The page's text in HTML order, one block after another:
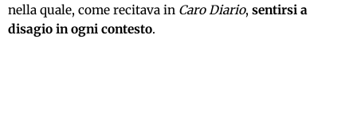
nella quale, come recitava in Caro Diario, sentirsi a
disagio in ogni contesto.